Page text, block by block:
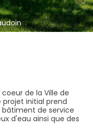
de la Ville de
projet initial prend
de service
d'eau ainsi que des